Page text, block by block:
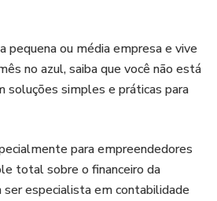
pequena ou média empresa e vive
no azul, saiba que você não está
soluções simples e práticas para
para empreendedores
total sobre o financeiro da
especialista em contabilidade